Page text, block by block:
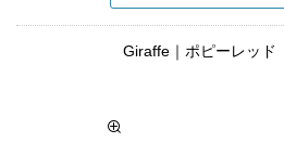
Giraffe｜ポピーレッド